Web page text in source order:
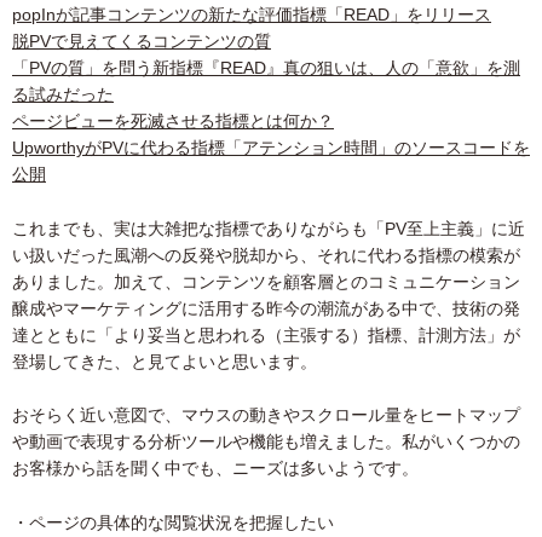
popInが記事コンテンツの新たな評価指標「READ」をリリース
脱PVで見えてくるコンテンツの質
「PVの質」を問う新指標『READ』真の狙いは、人の「意欲」を測
る試みだった
ページビューを死滅させる指標とは何か？
UpworthyがPVに代わる指標「アテンション時間」のソースコードを
公開
これまでも、実は大雑把な指標でありながらも「PV至上主義」に近
い扱いだった風潮への反発や脱却から、それに代わる指標の模索が
ありました。加えて、コンテンツを顧客層とのコミュニケーション
醸成やマーケティングに活用する昨今の潮流がある中で、技術の発
達とともに「より妥当と思われる（主張する）指標、計測方法」が
登場してきた、と見てよいと思います。
おそらく近い意図で、マウスの動きやスクロール量をヒートマップ
や動画で表現する分析ツールや機能も増えました。私がいくつかの
お客様から話を聞く中でも、ニーズは多いようです。
・ページの具体的な閲覧状況を把握したい